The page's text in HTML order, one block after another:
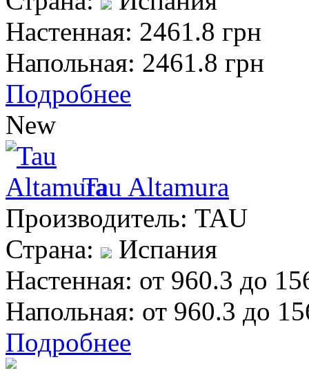
Настенная: 2461.8 грн
Напольная: 2461.8 грн
Подробнее
New
Tau Altamura
Производитель: TAU
Страна:
Испания
Настенная: от 960.3 до
Напольная: от 960.3 до
Подробнее